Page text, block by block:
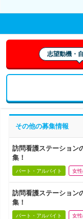
志望動機・
その他の募集情報
訪問看護ステーション
集！
パート・アルバイト 女
訪問看護ステーション
集！
パート・アルバイト 女